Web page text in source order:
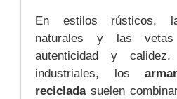
En estilos rústicos,
naturales y las vetas
autenticidad y calidez.
industriales, los
recicladasuelen